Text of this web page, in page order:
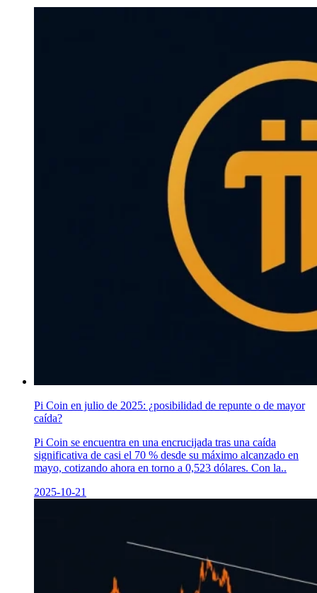
Pi Coin en julio de 2025: ¿posibilidad de repunte o de mayor
caída?
Pi Coin se encuentra en una encrucijada tras una caída
significativa de casi el 70 % desde su máximo alcanzado en
mayo, cotizando ahora en torno a 0,523 dólares. Con la..
2025-10-21